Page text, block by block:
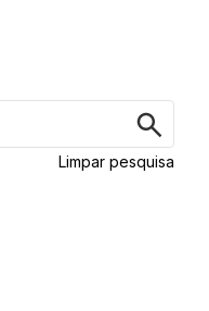
Limpar pesquisa